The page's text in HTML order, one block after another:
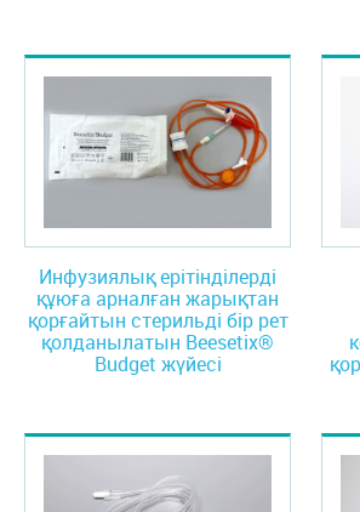
Инфузиялық ерітінділерді
құюға арналған жарықтан
қорғайтын стерильді бір рет
қолданылатын Beesetix®
Budget жүйесi